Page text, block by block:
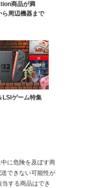
商品が満
周辺機器まで
LSIゲーム特集
に危険を及ぼす商
できない可能性が
する商品はでき